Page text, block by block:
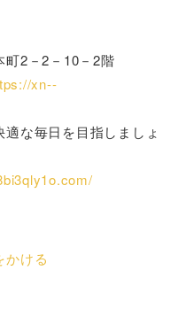
町2－2－10－2階
xn--
な毎日を目指しましょ
かける